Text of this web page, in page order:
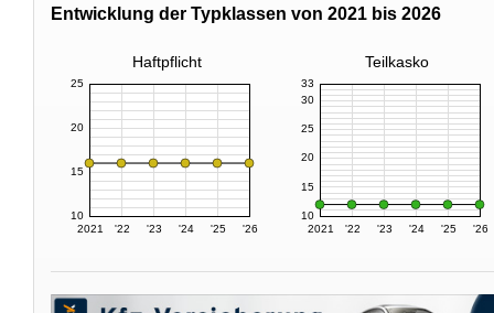
Entwicklung der Typklassen von 2021 bis 2026
Haftpflicht Teilkasko
2021 '22 '23 '24 '25 '26
10
15
20
25
2021 '22 '23 '24 '25 '26
10
15
20
25
30
33